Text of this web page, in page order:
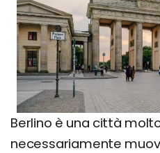
Berlino è una città
necessariamente